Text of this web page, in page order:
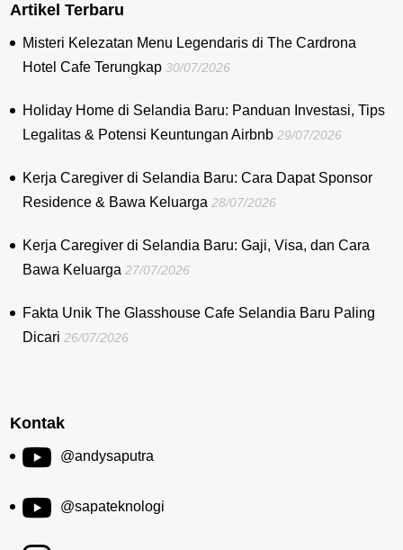
Artikel Terbaru
Misteri Kelezatan Menu Legendaris di The Cardrona
Hotel Cafe Terungkap 30/07/2026
Holiday Home di Selandia Baru: Panduan Investasi, Tips
Legalitas & Potensi Keuntungan Airbnb 29/07/2026
Kerja Caregiver di Selandia Baru: Cara Dapat Sponsor
Residence & Bawa Keluarga 28/07/2026
Kerja Caregiver di Selandia Baru: Gaji, Visa, dan Cara
Bawa Keluarga 27/07/2026
Fakta Unik The Glasshouse Cafe Selandia Baru Paling
Dicari 26/07/2026
Kontak
@andysaputra
@sapateknologi